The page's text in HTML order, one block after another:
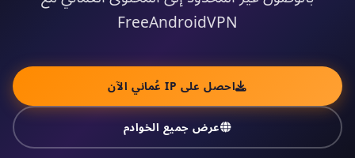
FreeAndroidVPN
احصل على IP عُماني الآن
عرض جميع الخوادم